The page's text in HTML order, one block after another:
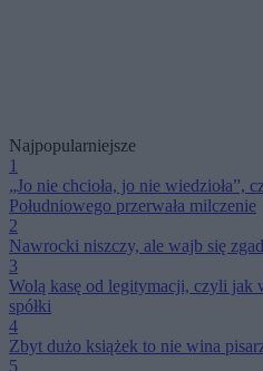
Najpopularniejsze
1
„Jo nie chcioła, jo nie wiedzioła”,
Południowego przerwała milczenie
2
Nawrocki niszczy, ale wajb się
3
Wolą kasę od legitymacji, czyli jak
spółki
4
Zbyt dużo książek to nie wina
5